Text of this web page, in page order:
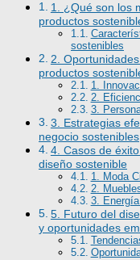
1. ¿Qué son los
productos
sostenibles
2.
productos
1.
2.
3.
3. Estrategias
negocio sostenibles
4. Casos de
diseño sostenible
1. Moda
2.
3.
5. Futuro del
y oportunidades